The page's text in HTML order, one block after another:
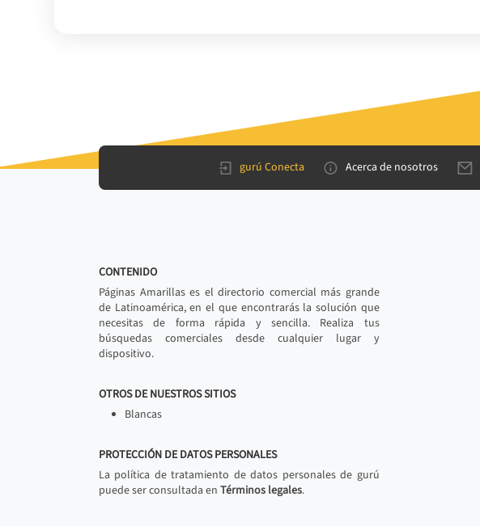
gurú Conecta Acerca de nosotros
CONTENIDO
Páginas Amarillas es el directorio comercial más grande
de Latinoamérica, en el que encontrarás la solución que
necesitas de forma rápida y sencilla. Realiza tus
búsquedas comerciales desde cualquier lugar y
dispositivo.
OTROS DE NUESTROS SITIOS
Blancas
PROTECCIÓN DE DATOS PERSONALES
La política de tratamiento de datos personales de gurú
puede ser consultada en Términos legales.